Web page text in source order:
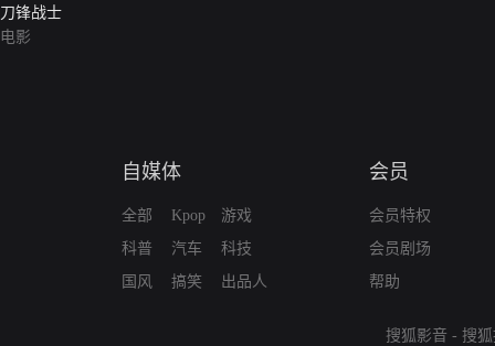
刀锋战士
电影
自媒体
全部
科普
国风
Kpop
汽车
搞笑
游戏
科技
出品人
会员
会员特权
会员剧场
帮助
搜狐影音 - 搜